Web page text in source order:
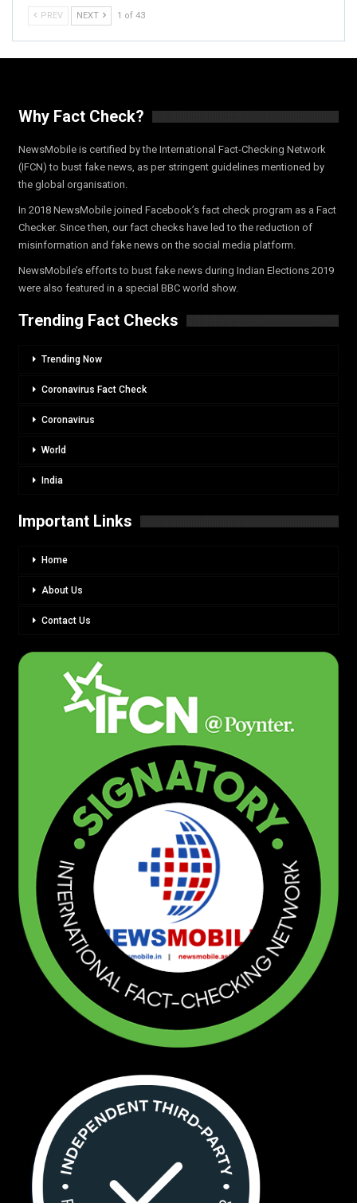
PREV NEXT 1 of 43
Why Fact Check?
NewsMobile is certified by the International Fact-Checking Network
(IFCN) to bust fake news, as per stringent guidelines mentioned by
the global organisation.
In 2018 NewsMobile joined Facebook’s fact check program as a Fact
Checker. Since then, our fact checks have led to the reduction of
misinformation and fake news on the social media platform.
NewsMobile’s efforts to bust fake news during Indian Elections 2019
were also featured in a special BBC world show.
Trending Fact Checks
Trending Now
Coronavirus Fact Check
Coronavirus
World
India
Important Links
Home
About Us
Contact Us